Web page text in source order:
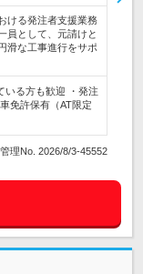
ける発注者支援業務
員として、元請けと
滑な工事進行をサポ
いる方も歓迎 ・発注
免許保有（AT限定
理No. 2026/8/3-45552